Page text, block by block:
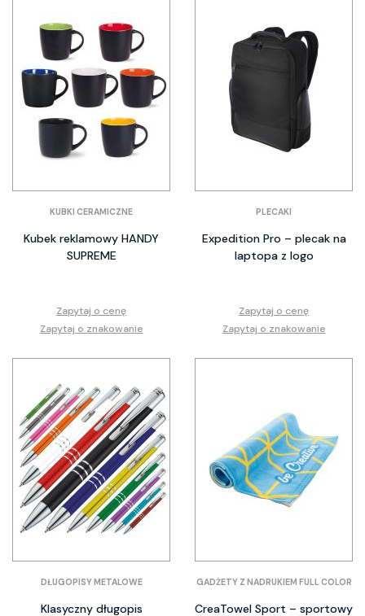
KUBKI CERAMICZNE
Kubek reklamowy HANDY
SUPREME
Zapytaj o cenę
Zapytaj o znakowanie
PLECAKI
Expedition Pro – plecak na
laptopa z logo
Zapytaj o cenę
Zapytaj o znakowanie
DŁUGOPISY METALOWE
Klasyczny długopis
GADŻETY Z NADRUKIEM FULL COLOR
CreaTowel Sport – sportowy